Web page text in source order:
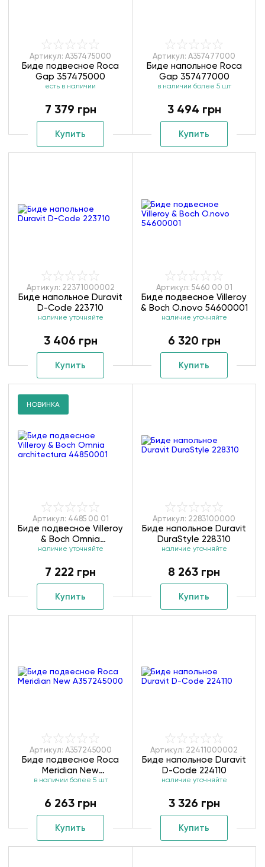
Артикул: A357475000
Биде подвесное Roca
Gap 357475000
есть в наличии
7 379 грн
Купить
Артикул: A357477000
Биде напольное Roca
Gap 357477000
в наличии более 5 шт
3 494 грн
Купить
Артикул: 22371000002
Биде напольное Duravit
D-Code 223710
наличие уточняйте
3 406 грн
Купить
Артикул: 5460 00 01
Биде подвесное Villeroy
& Boch O.novo 54600001
наличие уточняйте
6 320 грн
Купить
НОВИНКА
Артикул: 4485 00 01
Биде подвесное Villeroy
& Boch Omnia
architectura 44850001
наличие уточняйте
7 222 грн
Купить
Артикул: 2283100000
Биде напольное Duravit
DuraStyle 228310
наличие уточняйте
8 263 грн
Купить
Артикул: A357245000
Биде подвесное Roca
Meridian New
A357245000
в наличии более 5 шт
6 263 грн
Купить
Артикул: 22411000002
Биде напольное Duravit
D-Code 224110
наличие уточняйте
3 326 грн
Купить